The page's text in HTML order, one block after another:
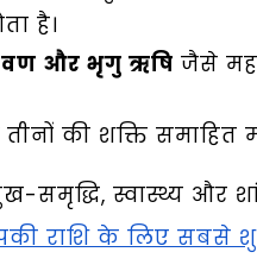
है।
और भृगु ऋषि जैसे
की शक्ति समाहित
समृद्धि, स्वास्थ्य और
राशि के लिए सबसे